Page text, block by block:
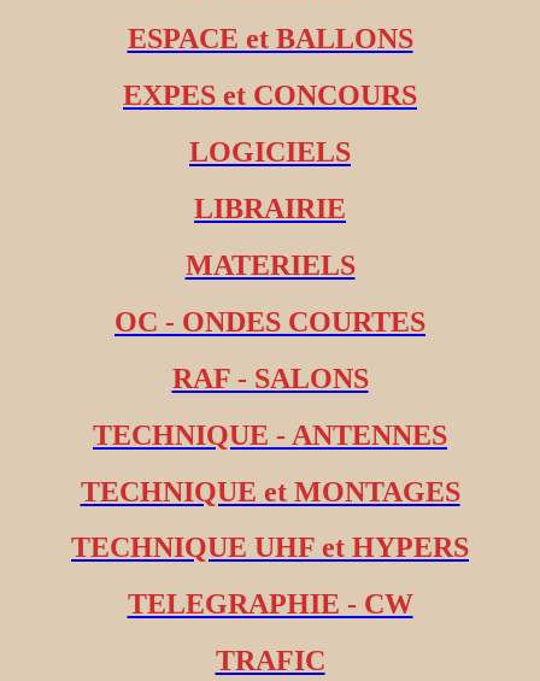
ESPACE et BALLONS
EXPES et CONCOURS
LOGICIELS
LIBRAIRIE
MATERIELS
OC - ONDES COURTES
RAF - SALONS
TECHNIQUE - ANTENNES
TECHNIQUE et MONTAGES
TECHNIQUE UHF et HYPERS
TELEGRAPHIE - CW
TRAFIC